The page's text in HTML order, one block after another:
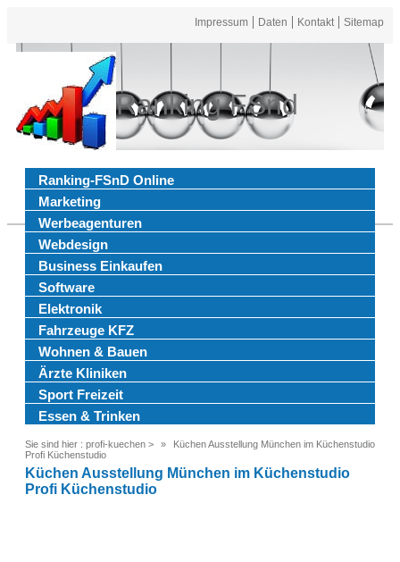
Impressum Daten Kontakt Sitemap
Ranking FSnd
Ranking-FSnD Online
Marketing
Werbeagenturen
Webdesign
Business Einkaufen
Software
Elektronik
Fahrzeuge KFZ
Wohnen & Bauen
Ärzte Kliniken
Sport Freizeit
Essen & Trinken
Sie sind hier : profi-kuechen >
Küchen Ausstellung München im Küchenstudio
Profi Küchenstudio
Küchen Ausstellung München im Küchenstudio
Profi Küchenstudio